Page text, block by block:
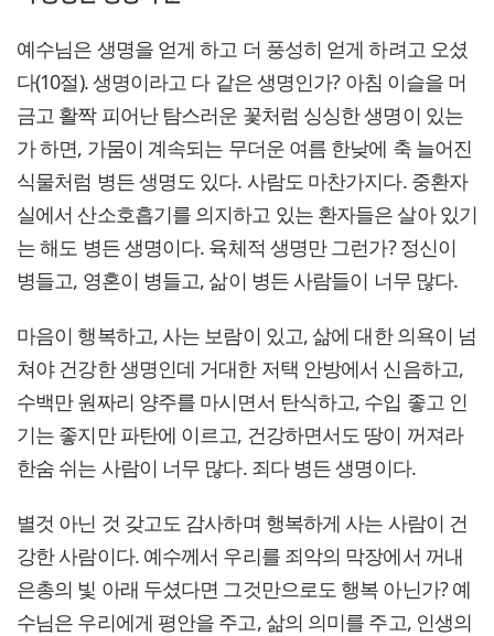
예수님은 생명을 얻게 하고 더 풍성히 얻게 하려고 오셨
다(10절). 생명이라고 다 같은 생명인가? 아침 이슬을 머
금고 활짝 피어난 탐스러운 꽃처럼 싱싱한 생명이 있는
가 하면, 가뭄이 계속되는 무더운 여름 한낮에 축 늘어진
식물처럼 병든 생명도 있다. 사람도 마찬가지다. 중환자
실에서 산소호흡기를 의지하고 있는 환자들은 살아 있기
는 해도 병든 생명이다. 육체적 생명만 그런가? 정신이
병들고, 영혼이 병들고, 삶이 병든 사람들이 너무 많다.
마음이 행복하고, 사는 보람이 있고, 삶에 대한 의욕이 넘
쳐야 건강한 생명인데 거대한 저택 안방에서 신음하고,
수백만 원짜리 양주를 마시면서 탄식하고, 수입 좋고 인
기는 좋지만 파탄에 이르고, 건강하면서도 땅이 꺼져라
한숨 쉬는 사람이 너무 많다. 죄다 병든 생명이다.
별것 아닌 것 갖고도 감사하며 행복하게 사는 사람이 건
강한 사람이다. 예수께서 우리를 죄악의 막장에서 꺼내
은총의 빛 아래 두셨다면 그것만으로도 행복 아닌가? 예
수님은 우리에게 평안을 주고, 삶의 의미를 주고, 인생의